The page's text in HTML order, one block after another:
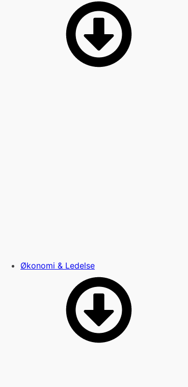
Økonomi & Ledelse